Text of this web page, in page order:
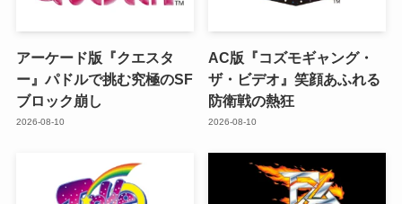
アーケード版『クエスタ
ー』パドルで挑む究極のSF
ブロック崩し
2026-08-10
AC版『コズモギャング・
ザ・ビデオ』笑顔あふれる
防衛戦の熱狂
2026-08-10